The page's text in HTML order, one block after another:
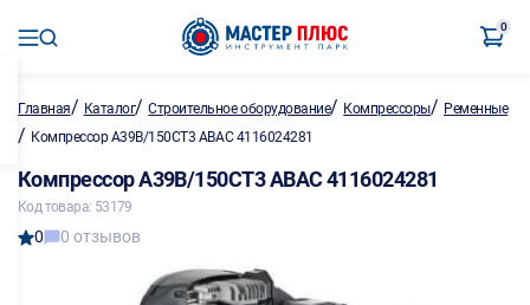
0
Главная/ Каталог/Строительное оборудование/ Компрессоры/ Ременные
/ Компрессор A39B/150CT3 ABAC 4116024281
Компрессор A39B/150CT3 ABAC 4116024281
Код товара: 53179
0 0 отзывов